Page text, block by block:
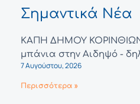
Σημαντικά Νέα
ΚΑΠΗ ΔΗΜΟΥ
μπάνια στην Αιδηψό -
7 Αυγούστου, 2026
Περισσότερα »